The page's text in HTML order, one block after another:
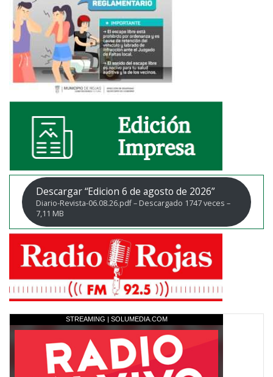
Descargar “Edicion 6 de agosto de 2026”
Diario-Revista-06.08.26.pdf – Descargado 1747 veces –
7,11 MB